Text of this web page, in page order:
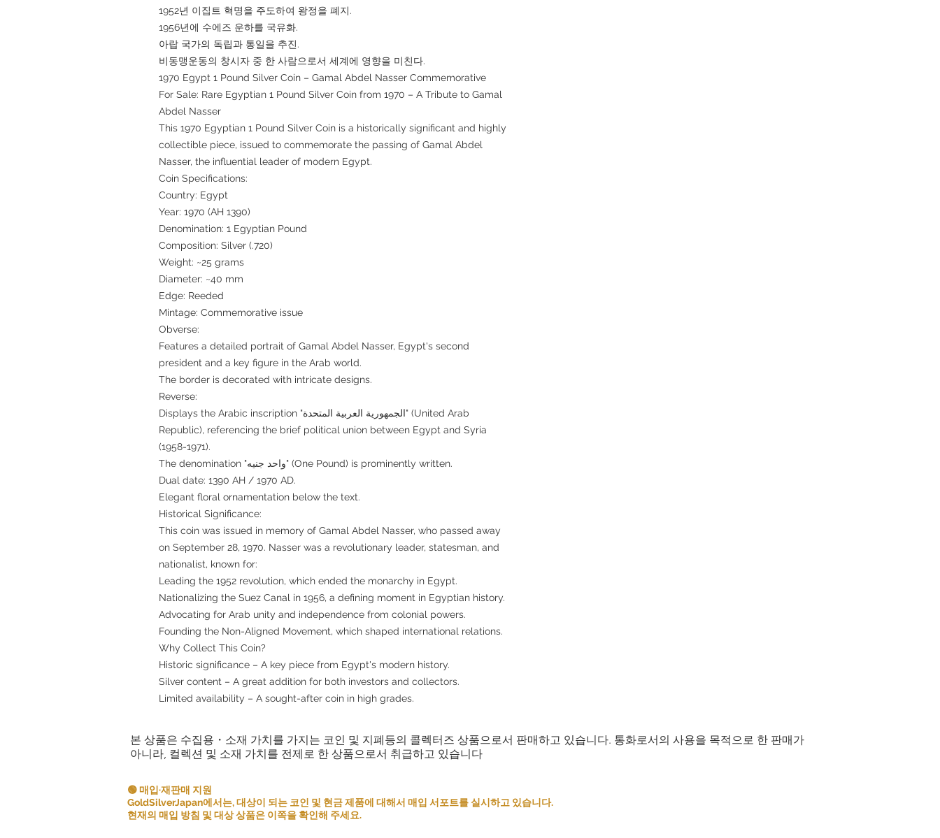
1952년 이집트 혁명을 주도하여 왕정을 폐지.
1956년에 수에즈 운하를 국유화.
아랍 국가의 독립과 통일을 추진.
비동맹운동의 창시자 중 한 사람으로서 세계에 영향을 미친다.
1970 Egypt 1 Pound Silver Coin – Gamal Abdel Nasser Commemorative
For Sale: Rare Egyptian 1 Pound Silver Coin from 1970 – A Tribute to Gamal
Abdel Nasser
This 1970 Egyptian 1 Pound Silver Coin is a historically significant and highly
collectible piece, issued to commemorate the passing of Gamal Abdel
Nasser, the influential leader of modern Egypt.
Coin Specifications:
Country: Egypt
Year: 1970 (AH 1390)
Denomination: 1 Egyptian Pound
Composition: Silver (.720)
Weight: ~25 grams
Diameter: ~40 mm
Edge: Reeded
Mintage: Commemorative issue
Obverse:
Features a detailed portrait of Gamal Abdel Nasser, Egypt's second
president and a key figure in the Arab world.
The border is decorated with intricate designs.
Reverse:
Displays the Arabic inscription "الجمهورية العربية المتحدة" (United Arab
Republic), referencing the brief political union between Egypt and Syria
(1958-1971).
The denomination "واحد جنيه" (One Pound) is prominently written.
Dual date: 1390 AH / 1970 AD.
Elegant floral ornamentation below the text.
Historical Significance:
This coin was issued in memory of Gamal Abdel Nasser, who passed away
on September 28, 1970. Nasser was a revolutionary leader, statesman, and
nationalist, known for:
Leading the 1952 revolution, which ended the monarchy in Egypt.
Nationalizing the Suez Canal in 1956, a defining moment in Egyptian history.
Advocating for Arab unity and independence from colonial powers.
Founding the Non-Aligned Movement, which shaped international relations.
Why Collect This Coin?
Historic significance – A key piece from Egypt's modern history.
Silver content – A great addition for both investors and collectors.
Limited availability – A sought-after coin in high grades.
본 상품은 수집용・소재 가치를 가지는 코인 및 지폐등의 콜렉터즈 상품으로서 판매하고 있습니다. 통화로서의 사용을 목적으로 한 판매가
아니라, 컬렉션 및 소재 가치를 전제로 한 상품으로서 취급하고 있습니다
🟢 매입·재판매 지원
GoldSilverJapan에서는, 대상이 되는 코인 및 현금 제품에 대해서 매입 서포트를 실시하고 있습니다.
현재의 매입 방침 및 대상 상품은 이쪽을 확인해 주세요.